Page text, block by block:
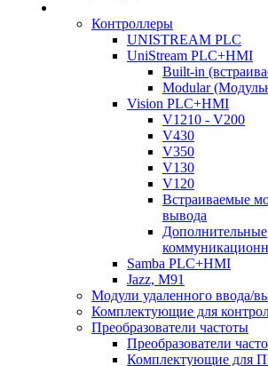
Контроллеры
UNISTREAM PLC
UniStream PLC+HMI
Built-in
Modular
Vision PLC+HMI
V1210 - V200
V430
V350
V130
V120
Встраиваемые
вывода
Дополнительные
Samba PLC+HMI
Jazz, M91
Модули удаленного ввода/
Комплектующие для
Преобразователи частоты
Преобразователи
Комплектующие для